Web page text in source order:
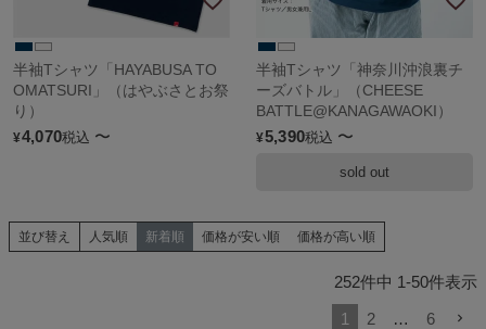
半袖Tシャツ「HAYABUSA TO
OMATSURI」（はやぶさとお祭
り）
¥4,070税込 〜
半袖Tシャツ「神奈川沖浪裏チ
ーズバトル」（CHEESE
BATTLE@KANAGAWAOKI）
¥5,390税込 〜
sold out
並び替え 人気順 新着順 価格が安い順 価格が高い順
252件中 1-50件表示
1
2 … 6